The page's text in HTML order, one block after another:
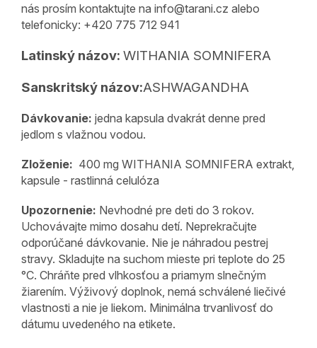
nás prosím kontaktujte na info@tarani.cz alebo
telefonicky: +420 775 712 941
Latinský názov: WITHANIA SOMNIFERA
Sanskritský názov:ASHWAGANDHA
Dávkovanie: jedna kapsula dvakrát denne pred
jedlom s vlažnou vodou.
Zloženie: 400 mg WITHANIA SOMNIFERA extrakt,
kapsule - rastlinná celulóza
Upozornenie: Nevhodné pre deti do 3 rokov.
Uchovávajte mimo dosahu detí. Neprekračujte
odporúčané dávkovanie. Nie je náhradou pestrej
stravy. Skladujte na suchom mieste pri teplote do 25
°C. Chráňte pred vlhkosťou a priamym slnečným
žiarením. Výživový doplnok, nemá schválené liečivé
vlastnosti a nie je liekom. Minimálna trvanlivosť do
dátumu uvedeného na etikete.